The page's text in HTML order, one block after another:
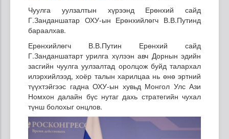
Чуулга уулзалтын хүрээнд Ерөнхий сайд
Г.Занданшатар ОХУ-ын Ерөнхийлөгч В.В.Путинд
бараалхав.
Ерөнхийлөгч В.В.Путин Ерөнхий сайд
Г.Занданшатарт урилга хүлээн авч Дорнын эдийн
засгийн чуулга уулзалтад оролцож буйд талархал
илэрхийлээд, хоёр талын харилцаа нь өнө эртний
түүхтэйгээс гадна ОХУ-ын хувьд Монгол Улс Ази
Номхон далайн бүс нутаг дахь стратегийн чухал
түнш болохыг онцлов.